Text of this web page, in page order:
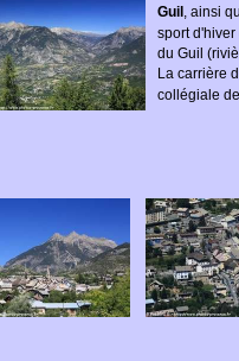
Guil , ainsi
sport
du Guil
La carrière
collégiale de